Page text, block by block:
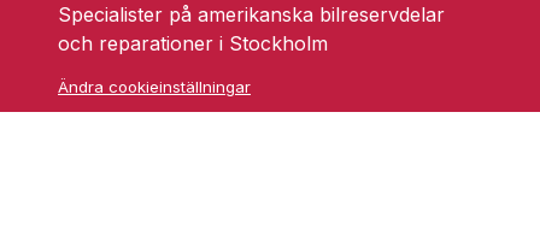
Specialister på amerikanska bilreservdelar
och reparationer i Stockholm
Ändra cookieinställningar